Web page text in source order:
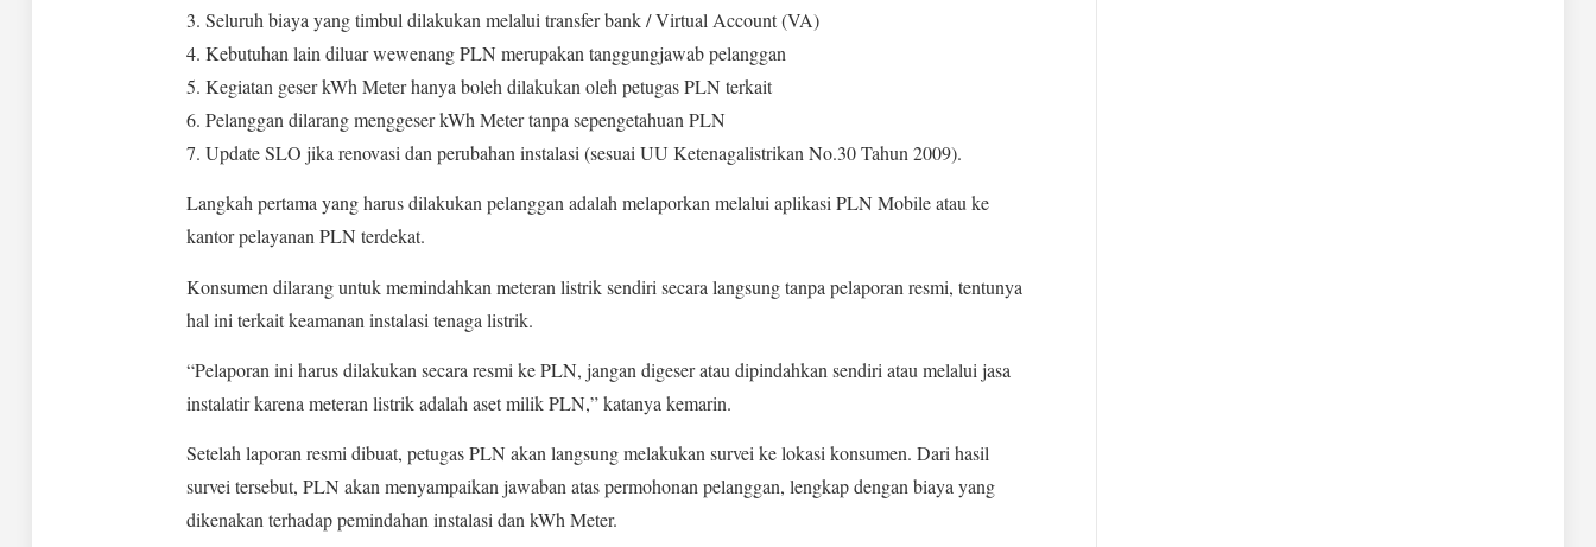
3. Seluruh biaya yang timbul dilakukan melalui transfer bank / Virtual Account (VA)
4. Kebutuhan lain diluar wewenang PLN merupakan tanggungjawab pelanggan
5. Kegiatan geser kWh Meter hanya boleh dilakukan oleh petugas PLN terkait
6. Pelanggan dilarang menggeser kWh Meter tanpa sepengetahuan PLN
7. Update SLO jika renovasi dan perubahan instalasi (sesuai UU Ketenagalistrikan No.30 Tahun 2009).
Langkah pertama yang harus dilakukan pelanggan adalah melaporkan melalui aplikasi PLN Mobile atau ke
kantor pelayanan PLN terdekat.
Konsumen dilarang untuk memindahkan meteran listrik sendiri secara langsung tanpa pelaporan resmi, tentunya
hal ini terkait keamanan instalasi tenaga listrik.
“Pelaporan ini harus dilakukan secara resmi ke PLN, jangan digeser atau dipindahkan sendiri atau melalui jasa
instalatir karena meteran listrik adalah aset milik PLN,” katanya kemarin.
Setelah laporan resmi dibuat, petugas PLN akan langsung melakukan survei ke lokasi konsumen. Dari hasil
survei tersebut, PLN akan menyampaikan jawaban atas permohonan pelanggan, lengkap dengan biaya yang
dikenakan terhadap pemindahan instalasi dan kWh Meter.